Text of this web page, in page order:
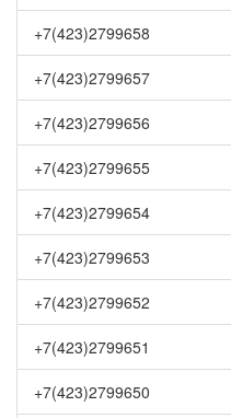
+7(423)2799658
+7(423)2799657
+7(423)2799656
+7(423)2799655
+7(423)2799654
+7(423)2799653
+7(423)2799652
+7(423)2799651
+7(423)2799650